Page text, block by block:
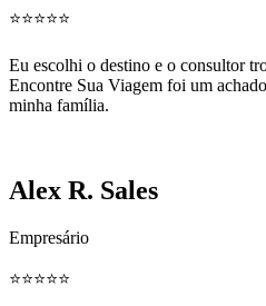
⭐️⭐️⭐️⭐️⭐️
Eu escolhi o destino e o consultor
Encontre Sua Viagem foi um
minha família.
Alex R. Sales
Empresário
⭐️⭐️⭐️⭐️⭐️